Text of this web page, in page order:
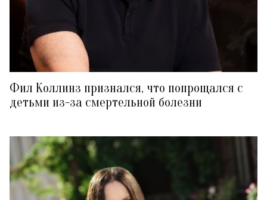
Фил Коллинз признался, что попрощался с
детьми из-за смертельной болезни